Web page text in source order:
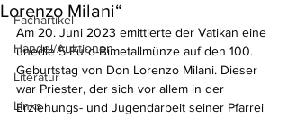
Fachartikel
Handel/Auktionen
Literatur
Links
Lorenzo Milani“
Am 20. Juni 2023 emittierte der Vatikan eine
unedle 5-Euro-Bimetallmünze auf den 100.
Geburtstag von Don Lorenzo Milani. Dieser
war Priester, der sich vor allem in der
Erziehungs- und Jugendarbeit seiner Pfarrei